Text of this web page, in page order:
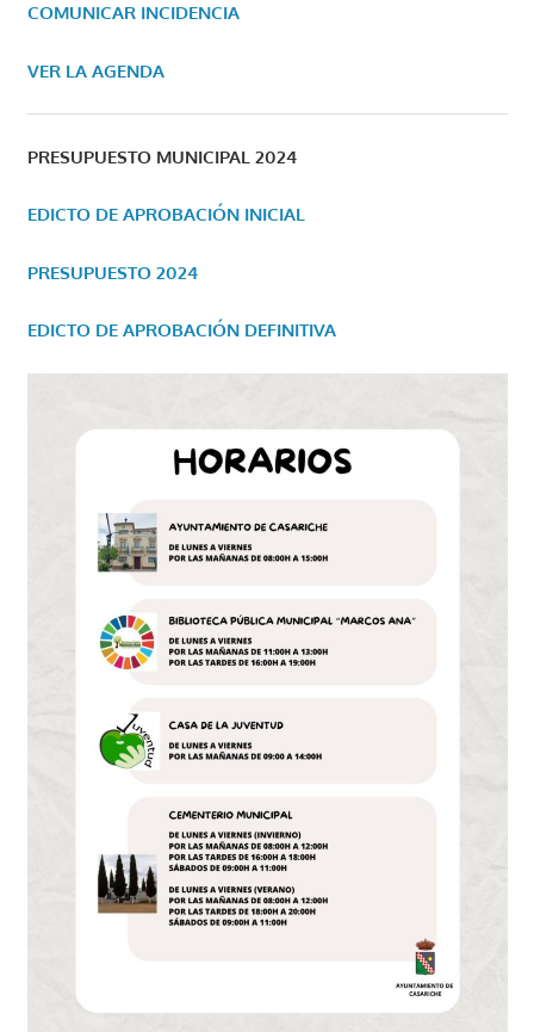
COMUNICAR INCIDENCIA
VER LA AGENDA
PRESUPUESTO MUNICIPAL 2024
EDICTO DE APROBACIÓN INICIAL
PRESUPUESTO 2024
EDICTO DE APROBACIÓN DEFINITIVA